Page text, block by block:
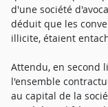
d'une société
déduit que les
illicite, étaient
Attendu, en second
l'ensemble
au capital de la